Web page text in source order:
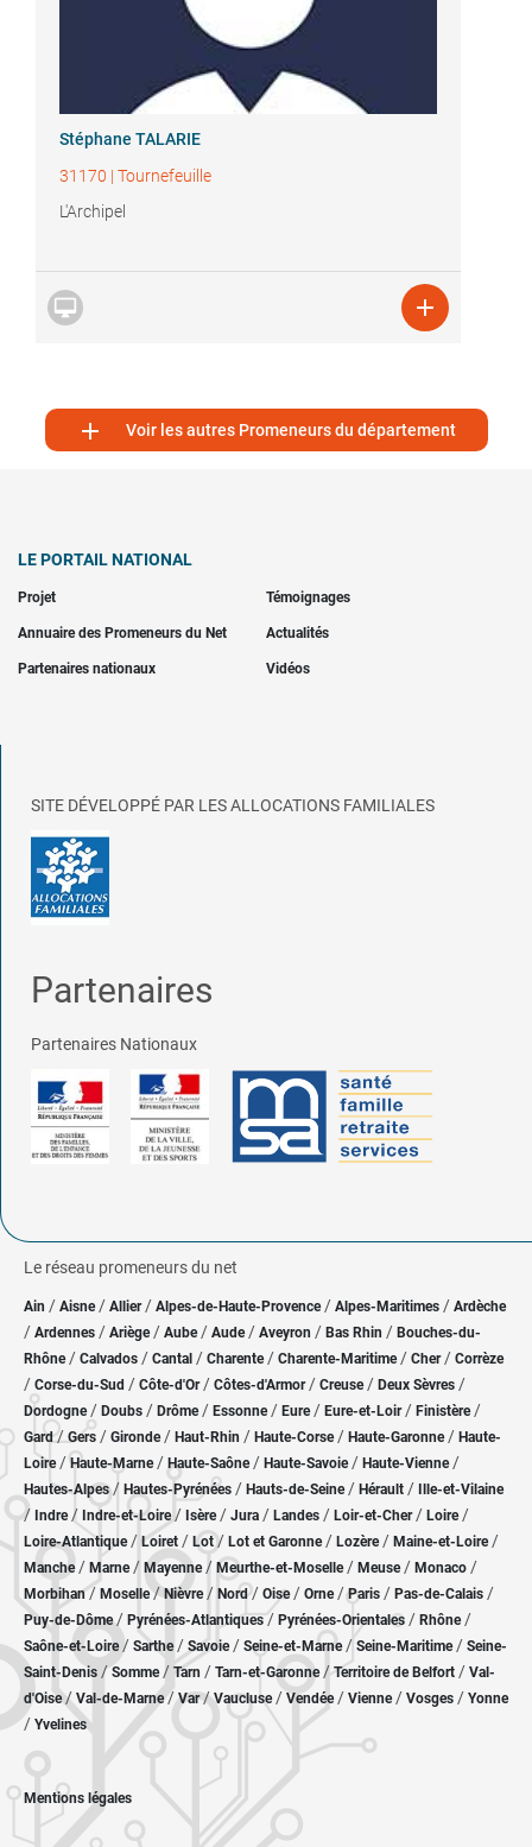
Stéphane TALARIE
31170 | Tournefeuille
L'Archipel
 
 Voir les autres Promeneurs du département
LE PORTAIL NATIONAL
Projet Témoignages
Annuaire des Promeneurs du Net Actualités
Partenaires nationaux Vidéos
SITE DÉVELOPPÉ PAR LES ALLOCATIONS FAMILIALES
Partenaires
Partenaires Nationaux
Le réseau promeneurs du net
Ain / Aisne/ Allier/ Alpes-de-Haute-Provence / Alpes-Maritimes / Ardèche
/ Ardennes / Ariège/ Aube/ Aude / Aveyron / Bas Rhin / Bouches-du-
Rhône/ Calvados / Cantal / Charente / Charente-Maritime/ Cher / Corrèze
/ Corse-du-Sud / Côte-d'Or / Côtes-d'Armor/ Creuse/ Deux Sèvres /
Dordogne/ Doubs / Drôme/ Essonne / Eure/ Eure-et-Loir / Finistère/
Gard/Gers / Gironde/ Haut-Rhin / Haute-Corse/ Haute-Garonne/ Haute-
Loire/Haute-Marne/ Haute-Saône/ Haute-Savoie/ Haute-Vienne/
Hautes-Alpes/ Hautes-Pyrénées / Hauts-de-Seine/ Hérault / Ille-et-Vilaine
/ Indre/ Indre-et-Loire/ Isère/ Jura / Landes / Loir-et-Cher/ Loire/
Loire-Atlantique/ Loiret / Lot/ Lot et Garonne/ Lozère / Maine-et-Loire/
Manche/ Marne/ Mayenne/ Meurthe-et-Moselle/ Meuse/ Monaco /
Morbihan/ Moselle/ Nièvre / Nord/ Oise / Orne/Paris / Pas-de-Calais /
Puy-de-Dôme/ Pyrénées-Atlantiques / Pyrénées-Orientales / Rhône/
Saône-et-Loire/ Sarthe/ Savoie/ Seine-et-Marne/ Seine-Maritime/ Seine-
Saint-Denis /Somme/ Tarn / Tarn-et-Garonne/Territoire de Belfort / Val-
d'Oise/ Val-de-Marne/Var/Vaucluse/ Vendée/ Vienne/ Vosges / Yonne
/ Yvelines
Mentions légales